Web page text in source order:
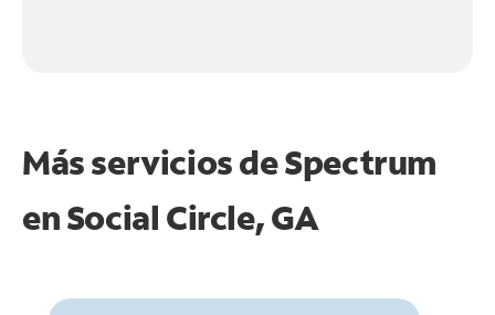
Más servicios de Spectrum
enSocial Circle, GA